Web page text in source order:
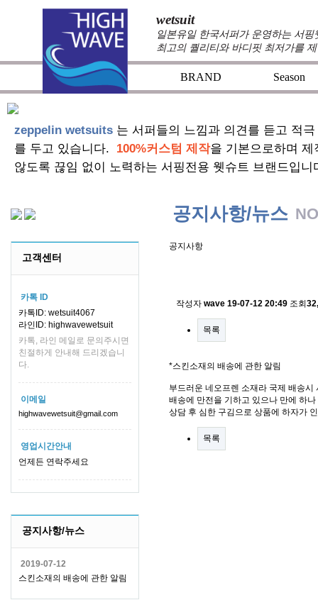
wetsuit
일본유일 한국서퍼가 운영하는 서
최고의 퀄리티와 바디핏 최저가를
BRAND Season
zeppelin wetsuits 는 서퍼들의 느낌과 의견를 듣고 적
를 두고 있습니다. 100%커스텀 제작을 기본으로하며
않도록 끊임 없이 노력하는 서핑전용 웻슈트 브랜드입니
고객센터
카톡 ID
카톡ID: wetsuit4067
라인ID: highwavewetsuit
카톡, 라인 메일로 문의주시면
친절하게 안내해 드리겠습니
다.
이메일
highwavewetsuit@gmail.com
영업시간안내
언제든 연락주세요
공지사항/뉴스
2019-07-12
스킨소재의 배송에 관한 알림
공지사항/뉴스
공지사항
작성자 wave 19-07-12 20:49 조회
목록
*스킨소재의 배송에 관한 알림
부드러운 네오프렌 소재라 국제 배송
배송에 만전을 기하고 있으나 만에 하
상담 후 심한 구김으로 상품에 하자가
목록